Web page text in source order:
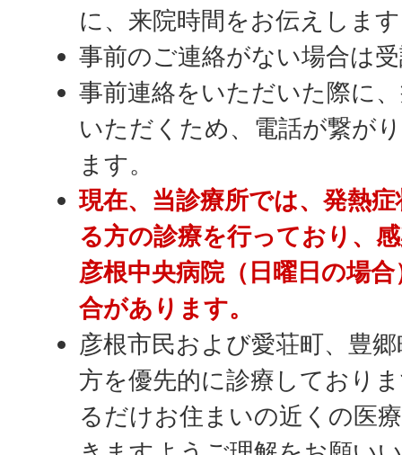
に、来院時間をお伝えしま
事前のご連絡がない場合は
事前連絡をいただいた際に
いただくため、電話が繋が
ます。
現在、当診療所では、発熱
る方の診療を行っており、
彦根中央病院（日曜日の場
合があります。
彦根市民および愛荘町、豊
方を優先的に診療しており
るだけお住まいの近くの医